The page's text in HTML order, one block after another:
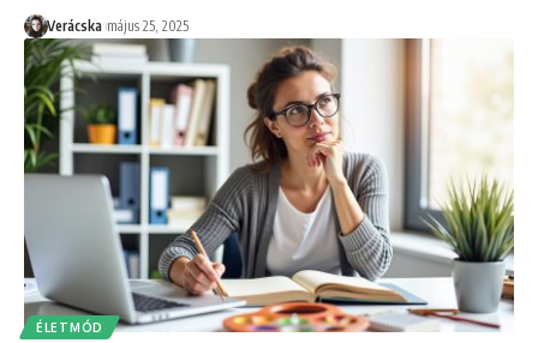
Verácska május 25, 2025
ÉLETMÓD